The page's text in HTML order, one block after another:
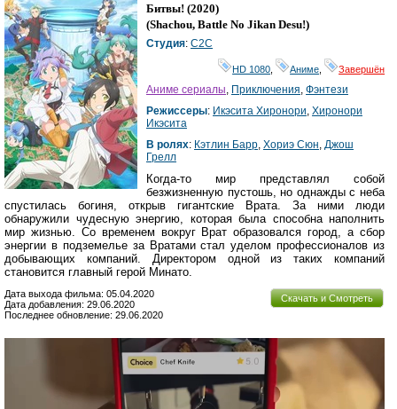
Битвы! (2020)
(Shachou, Battle No Jikan Desu!)
Студия: C2C
HD 1080 Аниме Завершён
Аниме сериалы, Приключения, Фэнтези
Режиссеры: Икэсита Хиронори, Хиронори
Икэсита
В ролях: Кэтлин Барр, Хориэ Сюн, Джош
Грелл
Когда-то мир представлял собой
безжизненную пустошь, но однажды с неба
спустилась богиня, открыв гигантские Врата. За ними люди
обнаружили чудесную энергию, которая была способна наполнить
мир жизнью. Со временем вокруг Врат образовался город, а сбор
энергии в подземелье за Вратами стал уделом профессионалов из
добывающих компаний. Директором одной из таких компаний
становится главный герой Минато.
Скачать и Смотреть
Дата выхода фильма: 05.04.2020
Дата добавления: 29.06.2020
Последнее обновление: 29.06.2020